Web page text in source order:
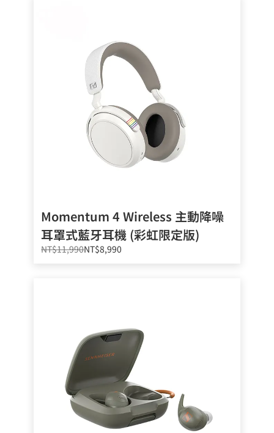
Momentum 4 Wireless 主動降噪
耳罩式藍牙耳機 (彩虹限定版)
NT$11,990NT$8,990